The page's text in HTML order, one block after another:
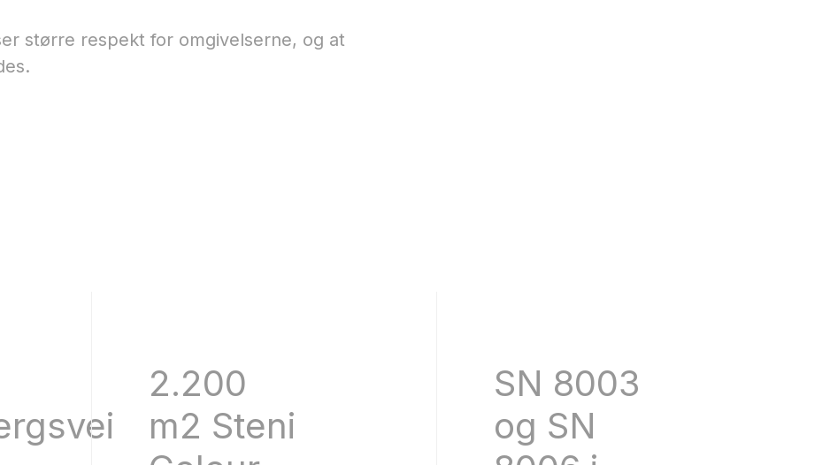
større respekt for omgivelserne, og at
2.200
m2 Steni
SN 8003
og SN